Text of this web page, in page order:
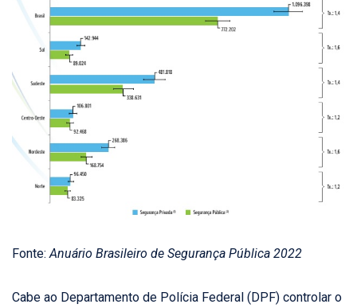
Fonte:Anuário Brasileiro de Segurança Pública 2022
Cabe ao Departamento de Polícia Federal (DPF) controlar o